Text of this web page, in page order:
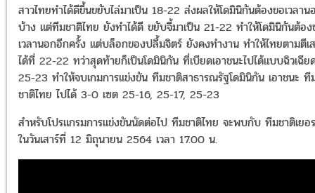
สาวไทยทำได้ดีขึ้นขยับไล่มาเป็น 18-22 ส่งผลให้โดมินิกันต้องขอเวลาน
บ้าง แต่ทีมชาติไทย ยังทำได้ดี ขยับจี้มาเป็น 21-22 ทำให้โดมินิกันต้อ
เวลานอกอีกครั้ง แต่บล็อกของปลื้มจิตร์ ยังคงทำงาน ทำให้ไทยตามตีเ
ได้ที่ 22-22 ทว่าสุดท้ายก็เป็นโดมินิกัน ที่เบียดเอาชนะไปได้แบบฉิวเฉีย
25-23 ทำให้จบเกมการแข่งขัน ทีมชาติสาธารณรัฐโดมินิกัน เอาชนะ ที
ชาติไทย ไปได้ 3-0 เซต 25-16, 25-17, 25-23
สำหรับโปรแกรมการแข่งขันนัดต่อไป ทีมชาติไทย จะพบกับ ทีมชาติเยอ
ในวันเสาร์ที่ 12 มิถุนายน 2564 เวลา 17.00 น.